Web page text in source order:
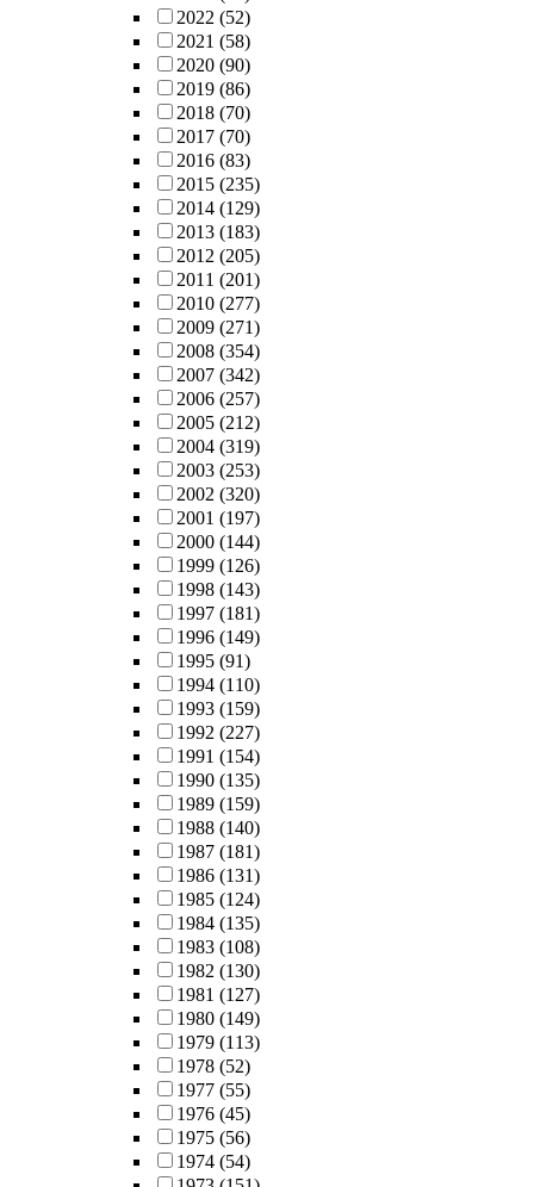
2022 (52)
2021 (58)
2020 (90)
2019 (86)
2018 (70)
2017 (70)
2016 (83)
2015 (235)
2014 (129)
2013 (183)
2012 (205)
2011 (201)
2010 (277)
2009 (271)
2008 (354)
2007 (342)
2006 (257)
2005 (212)
2004 (319)
2003 (253)
2002 (320)
2001 (197)
2000 (144)
1999 (126)
1998 (143)
1997 (181)
1996 (149)
1995 (91)
1994 (110)
1993 (159)
1992 (227)
1991 (154)
1990 (135)
1989 (159)
1988 (140)
1987 (181)
1986 (131)
1985 (124)
1984 (135)
1983 (108)
1982 (130)
1981 (127)
1980 (149)
1979 (113)
1978 (52)
1977 (55)
1976 (45)
1975 (56)
1974 (54)